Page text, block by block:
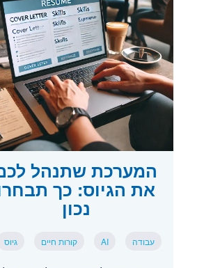
המערכת שתנהל
את הגיוס: כך
נכון
עבודה AI קורות חיים גיוס